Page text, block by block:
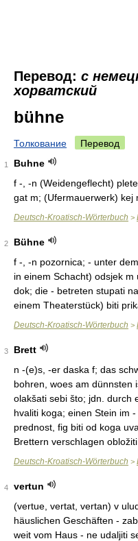
Перевод: с
хорватский
bühne
Толкование Перевод
1
Buhne
f -, -n (Weidengeflecht)
gat m; (Ufermauerwerk) kej
Deutsch-Kroatisch-Wörterbuch >
2
Bühne
f -, -n pozornica; - unter
in einem Schacht) odsjek
dok; die - betreten stupati
einem Theaterstück) biti
Deutsch-Kroatisch-Wörterbuch >
3
Brett
n -(e)s, -er daska f; das
bohren, woes am dünnsten
olakšati sebi što; jdn. durch
hvaliti koga; einen Stein im
prednost, fig biti od koga
Brettern verschlagen
Deutsch-Kroatisch-Wörterbuch >
4
vertun
(vertue, vertat, vertan) v
häuslichen Geschäften -
weit vom Haus - ne udaljiti